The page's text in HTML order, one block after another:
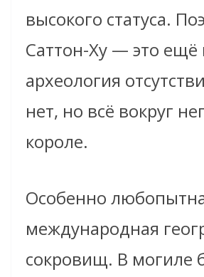
высокого статуса.
Саттон-Ху — это ещё
археология
нет, но всё вокруг
короле.
Особенно
международная
сокровищ. В могиле